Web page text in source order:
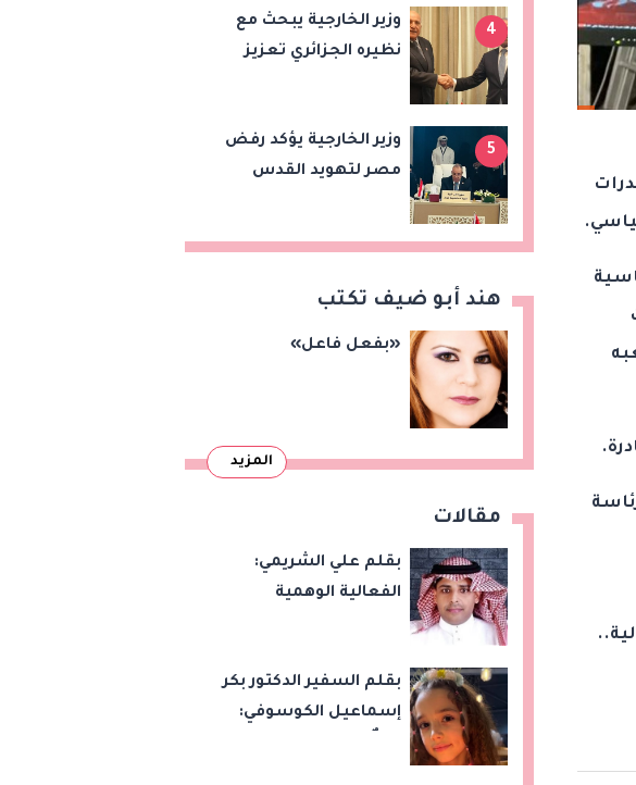
ودعم الدولة
الفلسطينية
4
وزير الخارجية يبحث مع
نظيره الجزائري تعزيز
5
وزير الخارجية يؤكد رفض
مصر لتهويد القدس
هند أبو ضيف تكتب
«بفعل فاعل»
المزيد
مقالات
بقلم علي الشريمي:
الفعالية الوهمية
بقلم السفير الدكتور بكر
إسماعيل الكوسوفي: